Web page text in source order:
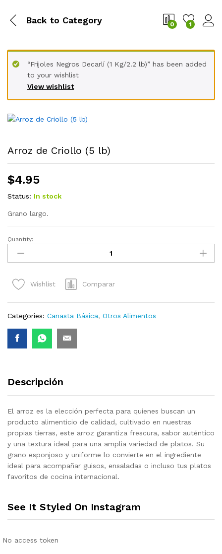
Back to Category 0 1
View wishlist
“Frijoles Negros Decarlí (1 Kg/2.2 lb)” has been added
to your wishlist
Arroz de Criollo (5 lb)
$4.95
Status: In stock
Grano largo.
Arroz
Criollo
lb)
Quantity:
Wishlist Comparar
Categories: Canasta Básica, Otros Alimentos
Descripción
El arroz es la elección perfecta para quienes buscan un
producto alimenticio de calidad, cultivado en nuestras
propias tierras, este arroz garantiza frescura, sabor auténtico
y una textura ideal para una amplia variedad de platos. Su
grano esponjoso y uniforme lo convierte en el ingrediente
ideal para acompañar guisos, ensaladas o incluso tus platos
favoritos de cocina internacional.
See It Styled On Instagram
No access token